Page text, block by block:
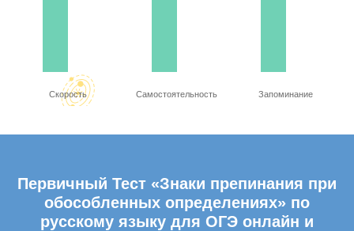
Скорость Самостоятельность Запоминание
Первичный Тест «Знаки препинания при
обособленных определениях» по
русскому языку для ОГЭ онлайн и